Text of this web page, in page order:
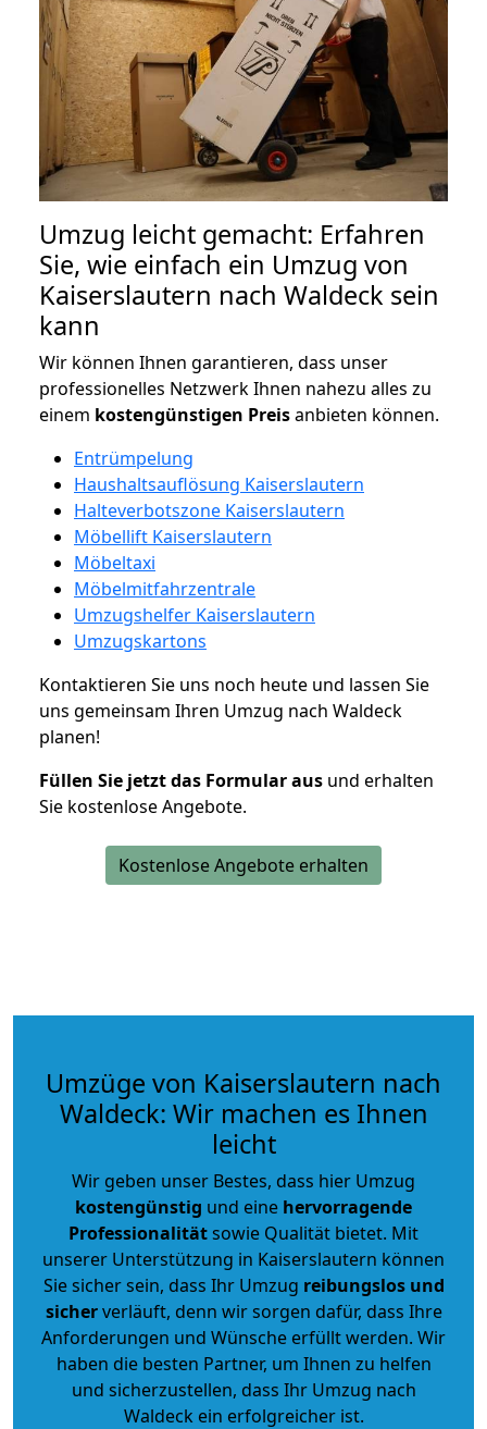
Umzug leicht gemacht: Erfahren
Sie, wie einfach ein Umzug von
Kaiserslautern nach Waldeck sein
kann
Wir können Ihnen garantieren, dass unser
professionelles Netzwerk Ihnen nahezu alles zu
einem kostengünstigen Preisanbieten können.
Entrümpelung
Haushaltsauflösung Kaiserslautern
Halteverbotszone Kaiserslautern
Möbellift Kaiserslautern
Möbeltaxi
Möbelmitfahrzentrale
Umzugshelfer Kaiserslautern
Umzugskartons
Kontaktieren Sie uns noch heute und lassen Sie
uns gemeinsam Ihren Umzug nach Waldeck
planen!
Füllen Sie jetzt das Formular aus und erhalten
Sie kostenlose Angebote.
Kostenlose Angebote erhalten
Umzüge von Kaiserslautern nach
Waldeck: Wir machen es Ihnen
leicht
Wir geben unser Bestes, dass hier Umzug
kostengünstig und eine hervorragende
Professionalitätsowie Qualität bietet. Mit
unserer Unterstützung in Kaiserslautern können
Sie sicher sein, dass Ihr Umzug reibungslos und
sicherverläuft, denn wir sorgen dafür, dass Ihre
Anforderungen und Wünsche erfüllt werden. Wir
haben die besten Partner, um Ihnen zu helfen
und sicherzustellen, dass Ihr Umzug nach
Waldeck ein erfolgreicher ist.